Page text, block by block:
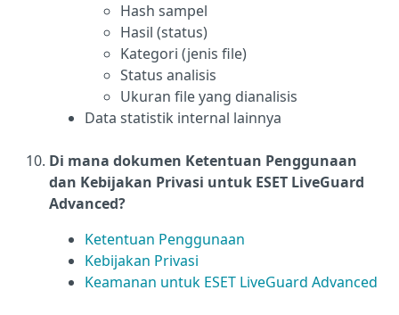
Hash sampel
Hasil (status)
Kategori (jenis file)
Status analisis
Ukuran file yang dianalisis
Data statistik internal lainnya
Di mana dokumen Ketentuan Penggunaan
dan Kebijakan Privasi untuk ESET LiveGuard
Advanced?
Ketentuan Penggunaan
Kebijakan Privasi
Keamanan untuk ESET LiveGuard Advanced